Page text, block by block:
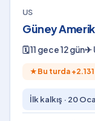
US
Güney
🗓11 gece 12 gün✈
★ Bu turda +2.131
İlk kalkış · 20